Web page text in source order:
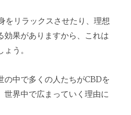
をリラックスさせたり、理想
効果がありますから、これは
う。
の中で多くの人たちがCBDを
世界中で広まっていく理由に